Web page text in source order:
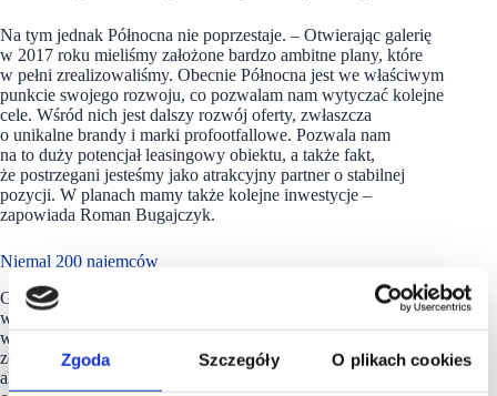
Zgoda Szczegóły O plikach cookies
Na tym jednak Północna nie poprzestaje. – Otwierając galerię
w 2017 roku mieliśmy założone bardzo ambitne plany, które
w pełni zrealizowaliśmy. Obecnie Północna jest we właściwym
punkcie swojego rozwoju, co pozwalam nam wytyczać kolejne
cele. Wśród nich jest dalszy rozwój oferty, zwłaszcza
o unikalne brandy i marki profootfallowe. Pozwala nam
na to duży potencjał leasingowy obiektu, a także fakt,
że postrzegani jesteśmy jako atrakcyjny partner o stabilnej
pozycji. W planach mamy także kolejne inwestycje –
zapowiada Roman Bugajczyk.
Niemal 200 najemców
Galeria Północna to nowoczesne rodzinne centrum handlowe
w północnej części Warszawy, pierwsze czwartej generacji
w tej części miasta. Mający 64,8 tys. m kw. obiekt stworzony
został z myślą o osobach uwielbiających zakupy, ale także
aktywną formę spędzania czasu wolnego. Na ofertę galerii,